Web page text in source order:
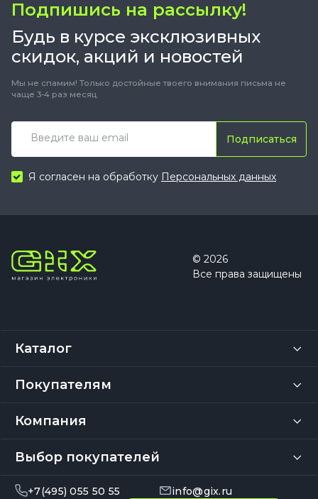
Подпишись на рассылку!
Будь в курсе эксклюзивных
скидок, акций и новостей
Мы не спамим! Только достойные твоего внимания письма не
чаще 3-4 раз месяц.
Подписаться
Я согласен на обработку Персональных данных
© 2026
Все права защищены
Каталог
Покупателям
Компания
Выбор покупателей
+7(495) 055 50 55
info@gix.ru